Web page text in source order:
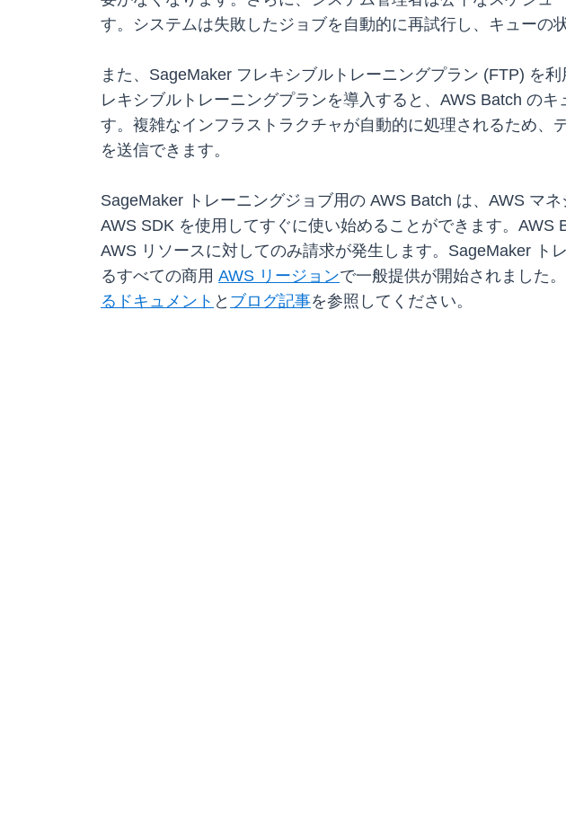
す。システムは失敗したジョブを自動的に再試行し、キューの
また、SageMaker フレキシブルトレーニングプラン (FTP) を
レキシブルトレーニングプランを導入すると、AWS Batch の
す。複雑なインフラストラクチャが自動的に処理されるため
を送信できます。
SageMaker トレーニングジョブ用の AWS Batch は、AWS マ
AWS SDK を使用してすぐに使い始めることができます。
AWS リソースに対してのみ請求が発生します。SageMaker ト
るすべての商用 AWS リージョンで一般提供が開始されました
るドキュメント と ブログ記事を参照してください。